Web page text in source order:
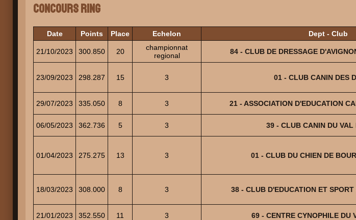
Concours Ring
Date Points Place Echelon Dept - Club
21/10/2023 300.850 20
championnat
regional
84 - CLUB DE DRESSAGE
23/09/2023 298.287 15 3 01 - CLUB CANIN DES
29/07/2023 335.050 8 3 21 - ASSOCIATION D'EDUCATION
06/05/2023 362.736 5 3 39 - CLUB CANIN DU VAL
01/04/2023 275.275 13 3 01 - CLUB DU CHIEN DE
18/03/2023 308.000 8 3 38 - CLUB D'EDUCATION ET
21/01/2023 352.550 11 3 69 - CENTRE CYNOPHILE DU